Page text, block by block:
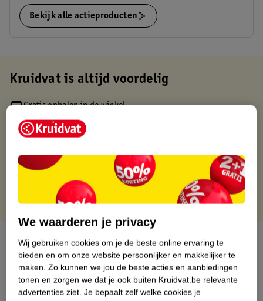
Bekijk alle actieproducten
Kruidvat is altijd voordelig
Gratis ophalen in de winkel
Op werkdagen voor 22:00 uur besteld, volgende dag in huis
Gratis thuisbezorgd vanaf 50.00
Gratis punten met je Kruidvat kaart
Over dit product
Productinformatie
We waarderen je privacy
Wij gebruiken cookies om je de beste online ervaring te
bieden en om onze website persoonlijker en makkelijker te
maken. Zo kunnen we jou de beste acties en aanbiedingen
tonen en zorgen we dat je ook buiten Kruidvat.be relevante
advertenties ziet. Je bepaalt zelf welke cookies je